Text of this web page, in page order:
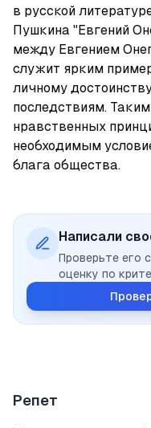
в русской
Пушкина "Евгений
между Евгением
служит ярким
личному
последствиям.
нравственных
необходимым
блага общества.
Написали
Проверьте его
оценку по
Репет